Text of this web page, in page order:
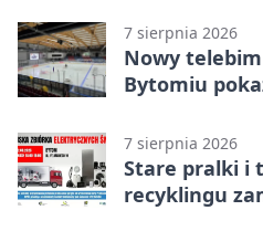
7 sierpnia 2026
Nowy
Bytomiu
7 sierpnia 2026
Stare pralki i
recyklingu